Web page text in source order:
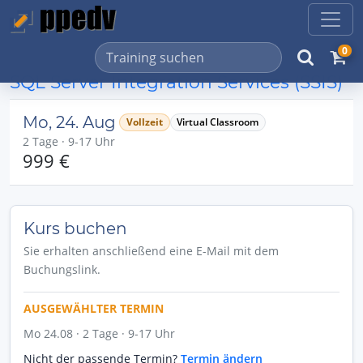
0
SQL Server Integration Services (SSIS)
Mo, 24. Aug Vollzeit Virtual Classroom
2 Tage · 9-17 Uhr
999 €
Kurs buchen
Sie erhalten anschließend eine E-Mail mit dem
Buchungslink.
AUSGEWÄHLTER TERMIN
Mo 24.08 · 2 Tage · 9-17 Uhr
Nicht der passende Termin? Termin ändern